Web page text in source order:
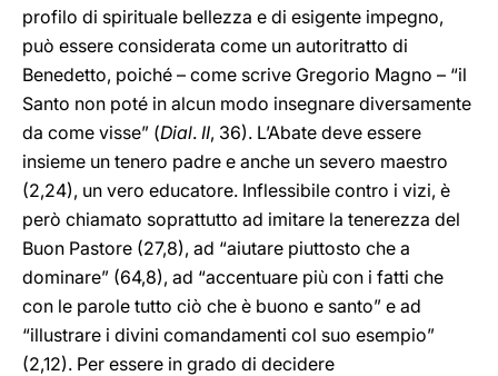
profilo di spirituale bellezza e di esigente impegno,
può essere considerata come un autoritratto di
Benedetto, poiché – come scrive Gregorio Magno – “il
Santo non poté in alcun modo insegnare diversamente
da come visse” (Dial. II, 36). L’Abate deve essere
insieme un tenero padre e anche un severo maestro
(2,24), un vero educatore. Inflessibile contro i vizi, è
però chiamato soprattutto ad imitare la tenerezza del
Buon Pastore (27,8), ad “aiutare piuttosto che a
dominare” (64,8), ad “accentuare più con i fatti che
con le parole tutto ciò che è buono e santo” e ad
“illustrare i divini comandamenti col suo esempio”
(2,12). Per essere in grado di decidere